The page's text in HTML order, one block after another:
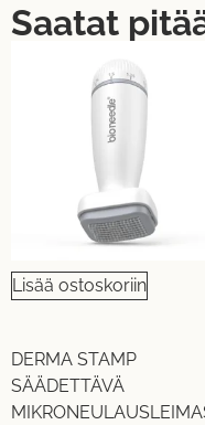
Saatat
Lisää ostoskoriin
DERMA STAMP
SÄÄDETTÄVÄ